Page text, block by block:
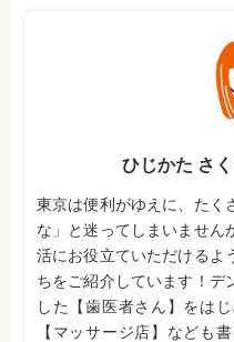
ひじかた さ
東京は便利がゆえに、たく
な」と迷ってしまいません
活にお役立ていただけるよ
ちをご紹介しています！デ
した【歯医者さん】をは
【マッサージ店】なども